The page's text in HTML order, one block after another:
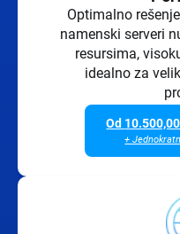
Optimalno
namenski serveri
resursima,
idealno za
Od 10.500,00
+